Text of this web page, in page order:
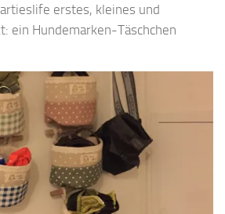
erstes, kleines und
ein Hundemarken-Täschchen